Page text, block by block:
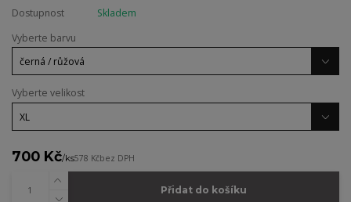
Dostupnost
Skladem
Vyberte barvu
Vyberte velikost
700 Kč/ks578 Kčbez DPH
Přidat do košíku